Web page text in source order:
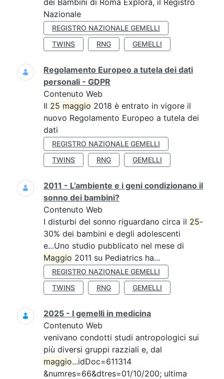
dei Bambini di Roma Explora, il Registro
Nazionale
REGISTRO NAZIONALE GEMELLI
TWINS
RNG GEMELLI
Regolamento Europeo a tutela dei dati
personali - GDPR
Contenuto Web
Il 25 maggio 2018 è entrato in vigore il
nuovo Regolamento Europeo a tutela dei
dati
REGISTRO NAZIONALE GEMELLI
TWINS
RNG GEMELLI
2011 - L’ambiente e i geni condizionano il
sonno dei bambini?
Contenuto Web
I disturbi del sonno riguardano circa il 25-
30% dei bambini e degli adolescenti
e...Uno studio pubblicato nel mese di
Maggio 2011 su Pediatrics ha...
REGISTRO NAZIONALE GEMELLI
TWINS
RNG GEMELLI
2025 - I gemelli in medicina
Contenuto Web
venivano condotti studi antropologici sui
più diversi gruppi razziali e, dal
maggio...idDoc=611314
&numres=66&dtres=01/10/200; ultima